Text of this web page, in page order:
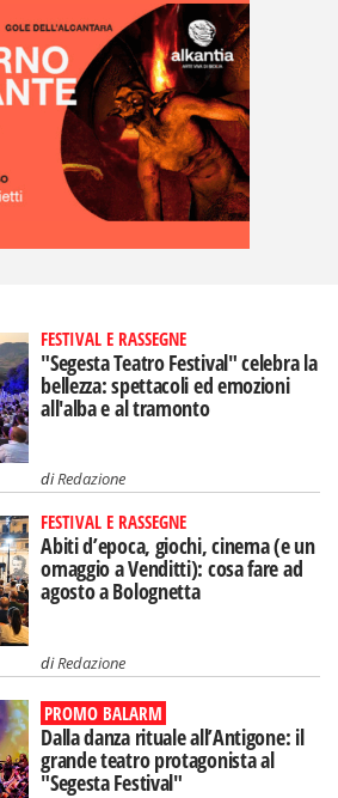
FESTIVAL E RASSEGNE
"Segesta Teatro Festival" celebra la
bellezza: spettacoli ed emozioni
all'alba e al tramonto
diRedazione
FESTIVAL E RASSEGNE
Abiti d’epoca, giochi, cinema (e un
omaggio a Venditti): cosa fare ad
agosto a Bolognetta
diRedazione
PROMO BALARM
Dalla danza rituale all’Antigone: il
grande teatro protagonista al
"Segesta Festival"